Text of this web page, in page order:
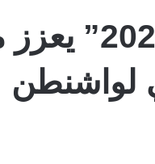
“الأسد
لواشنطن